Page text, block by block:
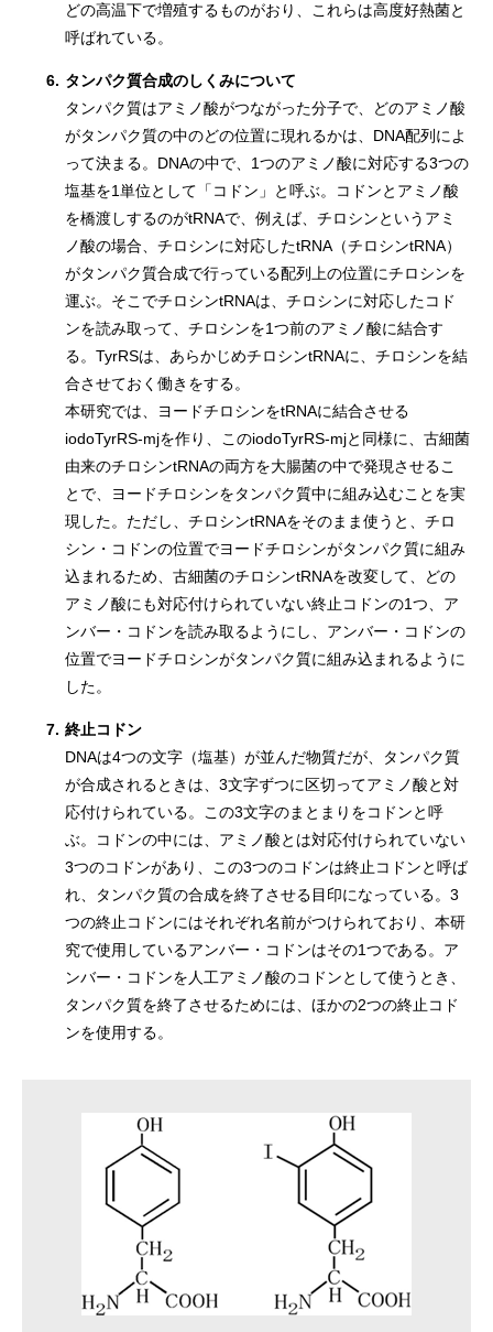
どの高温下で増殖するものがおり、これらは高度好熱菌と
呼ばれている。
6. タンパク質合成のしくみについて
タンパク質はアミノ酸がつながった分子で、どのアミノ酸
がタンパク質の中のどの位置に現れるかは、DNA配列によ
って決まる。DNAの中で、1つのアミノ酸に対応する3つの
塩基を1単位として「コドン」と呼ぶ。コドンとアミノ酸
を橋渡しするのがtRNAで、例えば、チロシンというアミ
ノ酸の場合、チロシンに対応したtRNA（チロシンtRNA）
がタンパク質合成で行っている配列上の位置にチロシンを
運ぶ。そこでチロシンtRNAは、チロシンに対応したコド
ンを読み取って、チロシンを1つ前のアミノ酸に結合す
る。TyrRSは、あらかじめチロシンtRNAに、チロシンを結
合させておく働きをする。
本研究では、ヨードチロシンをtRNAに結合させる
iodoTyrRS-mjを作り、このiodoTyrRS-mjと同様に、古細菌
由来のチロシンtRNAの両方を大腸菌の中で発現させるこ
とで、ヨードチロシンをタンパク質中に組み込むことを実
現した。ただし、チロシンtRNAをそのまま使うと、チロ
シン・コドンの位置でヨードチロシンがタンパク質に組み
込まれるため、古細菌のチロシンtRNAを改変して、どの
アミノ酸にも対応付けられていない終止コドンの1つ、ア
ンバー・コドンを読み取るようにし、アンバー・コドンの
位置でヨードチロシンがタンパク質に組み込まれるように
した。
7. 終止コドン
DNAは4つの文字（塩基）が並んだ物質だが、タンパク質
が合成されるときは、3文字ずつに区切ってアミノ酸と対
応付けられている。この3文字のまとまりをコドンと呼
ぶ。コドンの中には、アミノ酸とは対応付けられていない
3つのコドンがあり、この3つのコドンは終止コドンと呼ば
れ、タンパク質の合成を終了させる目印になっている。3
つの終止コドンにはそれぞれ名前がつけられており、本研
究で使用しているアンバー・コドンはその1つである。ア
ンバー・コドンを人工アミノ酸のコドンとして使うとき、
タンパク質を終了させるためには、ほかの2つの終止コド
ンを使用する。